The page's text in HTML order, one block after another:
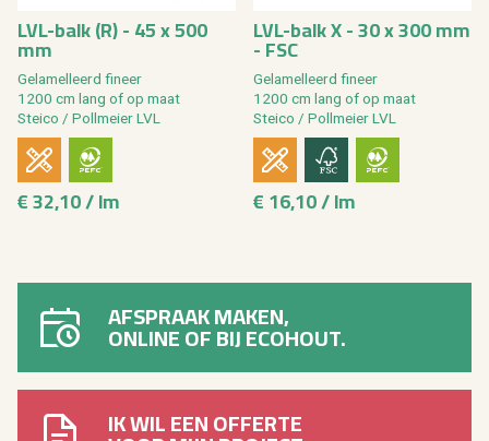
LVL-balk (R) - 45 x 500
mm
Ge­la­mel­leerd fi­neer
1200 cm lang of op maat
Stei­co / Poll­mei­er LVL
€ 32,10 / lm
LVL-balk X - 30 x 300 mm
- FSC
Ge­la­mel­leerd fi­neer
1200 cm lang of op maat
Stei­co / Poll­mei­er LVL
€ 16,10 / lm
AFSPRAAK MAKEN,
ONLINE OF BIJ ECOHOUT.
IK WIL EEN OFFERTE